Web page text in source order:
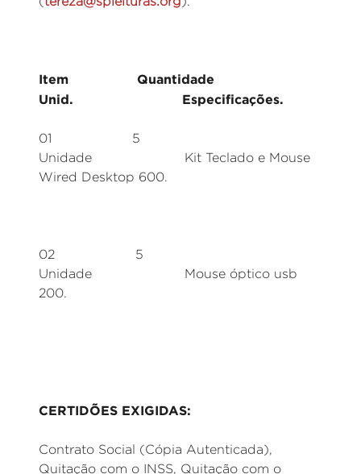
Item Quantidade
Unid. Especificações.
01 5
Unidade Kit Teclado e Mouse
Wired Desktop 600.
02 5
Unidade Mouse óptico usb
200.
CERTIDÕES EXIGIDAS:
Contrato Social (Cópia Autenticada),
Quitação com o INSS, Quitação com o